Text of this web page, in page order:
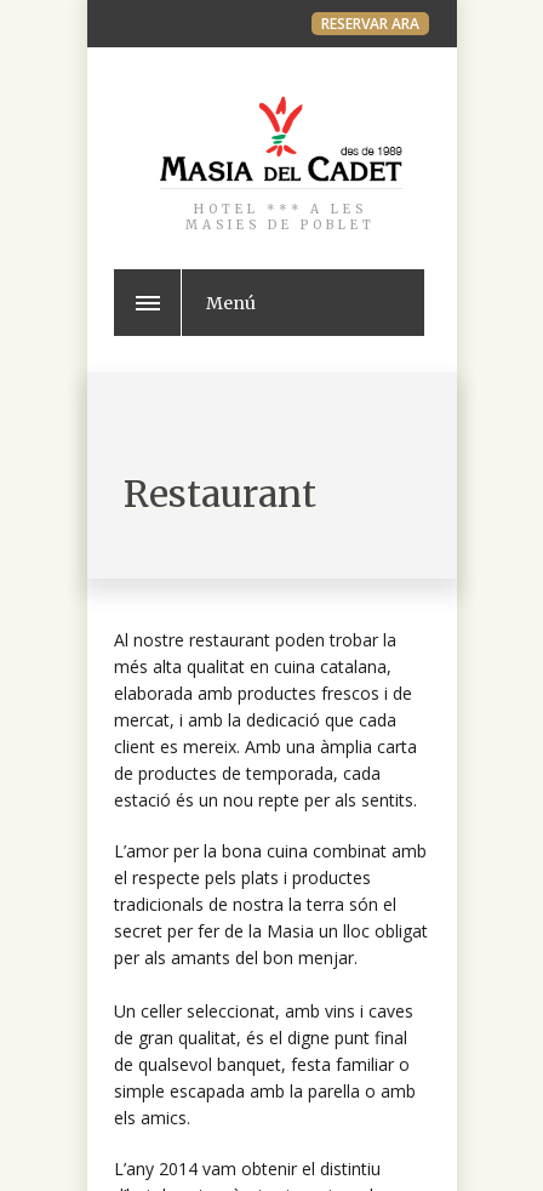
RESERVAR ARA
HOTEL *** A LES
MASIES DE POBLET
Menú
Restaurant
Al nostre restaurant poden trobar la
més alta qualitat en cuina catalana,
elaborada amb productes frescos i de
mercat, i amb la dedicació que cada
client es mereix. Amb una àmplia carta
de productes de temporada, cada
estació és un nou repte per als sentits.
L’amor per la bona cuina combinat amb
el respecte pels plats i productes
tradicionals de nostra la terra són el
secret per fer de la Masia un lloc obligat
per als amants del bon menjar.
Un celler seleccionat, amb vins i caves
de gran qualitat, és el digne punt final
de qualsevol banquet, festa familiar o
simple escapada amb la parella o amb
els amics.
L’any 2014 vam obtenir el distintiu